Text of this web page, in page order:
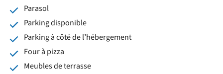
Parasol
Parking disponible
Parking à côté de l’hébergement
Four à pizza
Meubles de terrasse